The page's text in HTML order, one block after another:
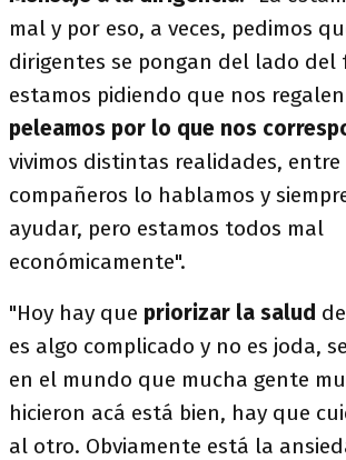
mal y por eso, a veces, pedimos
dirigentes se pongan del lado
estamos pidiendo que nos
peleamos por lo que nos
vivimos distintas realidades, entre
compañeros lo hablamos y
ayudar, pero estamos todos mal
económicamente".
"Hoy hay que priorizar la salud
es algo complicado y no es joda,
en el mundo que mucha gente
hicieron acá está bien, hay que
al otro. Obviamente está la